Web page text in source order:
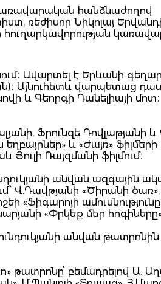
հանձնաժողով
ռեժիսոր Նիկոլայ
հուղարկավորության
Ավարտել է Երևանի
Այնուհետև վարպետաց
և Գեորգի Դանելիայի մոտ։
Ֆրունզե Դովլաթյանի
և «Ժայռ» ֆիլմերի
Յուլի Ռայզմանի ֆիլմում։
անվան ազգային
Վ.Դավթյանի «Ծիրանի
«Ֆիգարոյի
«Փրկեք մեր հոգիները»
անվան
թատրոնը՝ բեմադրելով Ա.